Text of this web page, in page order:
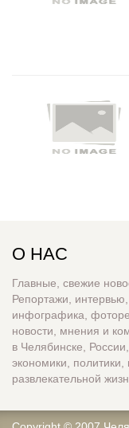
О НАС
Главные, свежие
Репортажи,
инфографика,
новости, мнения и
в Челябинске,
экономики, политики,
развлекательной